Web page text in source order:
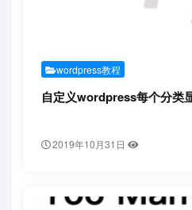
wordpress教程
自定义wordpress每个分类
2019年10月31日